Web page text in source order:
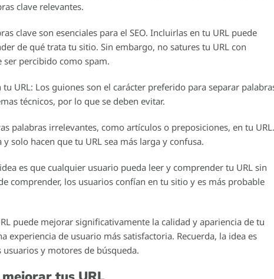
del SEO en tu sitio.
de tu sitio web, sino que también proporciona información
para optimizar la URL de tu sitio web y mejorar el SEO.
URL pueden impactar el rango de búsqueda, las herramientas
que tus URL estén optimizadas para los motores de búsqueda y
como para los bots de búsqueda, mejorando así el rendimiento
la URL de tu sitio web?
parte crucial del SEO y no solo por el hecho de que sea más fácil
de tu sitio web puede tener un impacto significativo en el ranking